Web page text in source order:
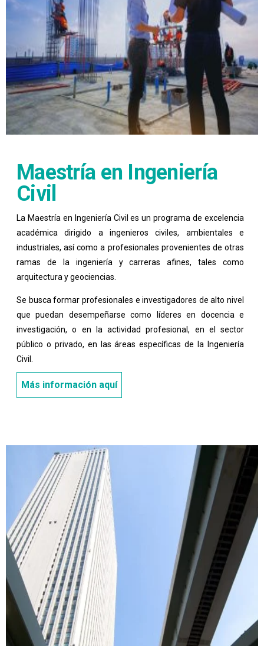
Maestría en Ingeniería
Civil
La Maestría en Ingeniería Civil es un programa de excelencia
académica dirigido a ingenieros civiles, ambientales e
industriales, así como a profesionales provenientes de otras
ramas de la ingeniería y carreras afines, tales como
arquitectura y geociencias.
Se busca formar profesionales e investigadores de alto nivel
que puedan desempeñarse como líderes en docencia e
investigación, o en la actividad profesional, en el sector
público o privado, en las áreas específicas de la Ingeniería
Civil.
Más información aquí